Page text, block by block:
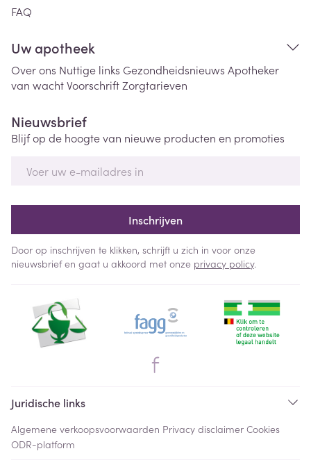
FAQ
Uw apotheek
Over ons Nuttige links Gezondheidsnieuws Apotheker
van wachtVoorschriftZorgtarieven
Nieuwsbrief
Blijf op de hoogte van nieuwe producten en promoties
Inschrijven
Door op inschrijven te klikken, schrijft u zich in voor onze
nieuwsbrief en gaat u akkoord met onze privacy policy.
Juridische links
Algemene verkoopsvoorwaarden Privacy disclaimer Cookies
ODR-platform